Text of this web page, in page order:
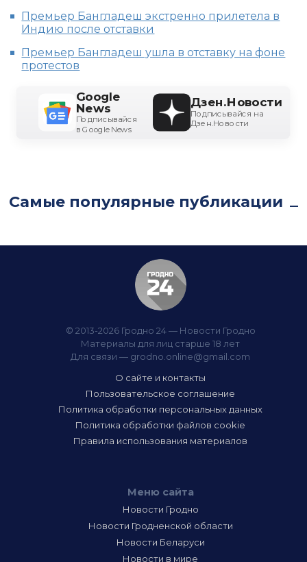
Премьер Бангладеш экстренно прилетела в
Индию после отставки
Премьер Бангладеш ушла в отставку на фоне
протестов
Google
News
Подписывайся
в Google News
Дзен.Новости
Подписывайся на
Дзен.Новости
Самые популярные публикации
© 2013-2026 Гродно 24 — Новости Гродно
Материалы для лиц старше 18 лет
Для связи — grodno.online@gmail.com
О сайте и контакты
Пользовательское соглашение
Политика обработки персональных данных
Политика обработки файлов cookie
Правила использования материалов
Меню сайта
Новости Гродно
Новости Гродненской области
Новости Беларуси
Новости в мире